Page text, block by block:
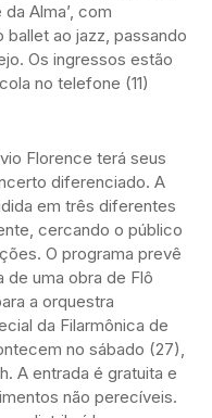
Alma’, com
ao jazz, passando
Os ingressos estão
no telefone (11)
Florence terá seus
diferenciado. A
em três diferentes
cercando o público
O programa prevê
de uma obra de Flô
a orquestra
da Filarmônica de
no sábado (27),
A entrada é gratuita e
não perecíveis.